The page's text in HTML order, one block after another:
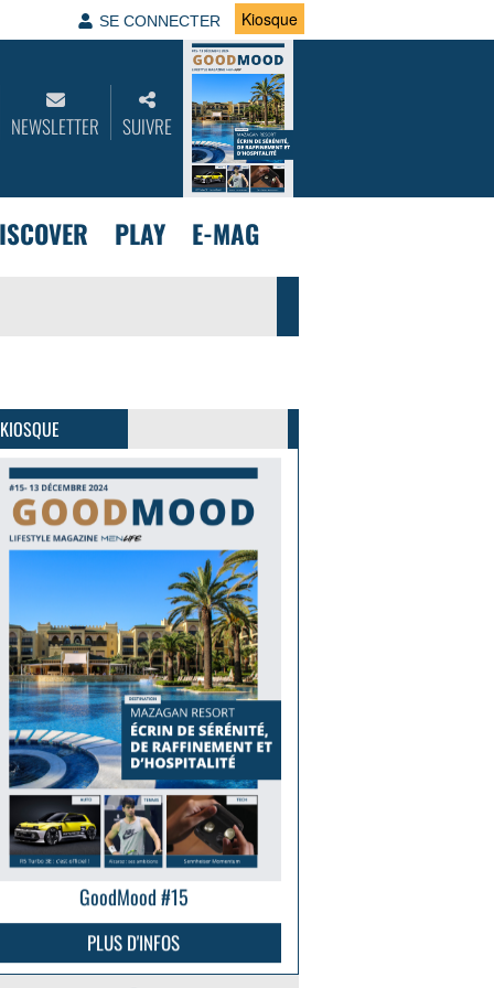
SE CONNECTER Kiosque
NEWSLETTER SUIVRE
PLAY E-MAG
PLUS D'INFOS
GoodMood #15
PLUS D'INFOS